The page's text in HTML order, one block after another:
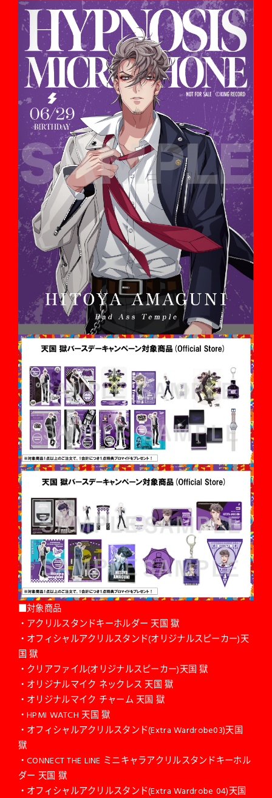
■対象商品
・アクリルスタンドキーホルダー 天国 獄
・オフィシャルアクリルスタンド(オリジナルスピーカー)天
国 獄
・クリアファイル(オリジナルスピーカー)天国 獄
・オリジナルマイク ネックレス 天国 獄
・オリジナルマイク チャーム 天国 獄
・HPMI WATCH 天国 獄
・オフィシャルアクリルスタンド(Extra Wardrobe03)天国
獄
・CONNECT THE LINE ミニキャラアクリルスタンドキーホル
ダー 天国 獄
・オフィシャルアクリルスタンド(Extra Wardrobe 04)天国